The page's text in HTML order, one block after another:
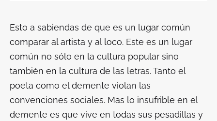
Esto a sabiendas de que es un lugar común
comparar al artista y al loco. Este es un lugar
común no sólo en la cultura popular sino
también en la cultura de las letras. Tanto el
poeta como el demente violan las
convenciones sociales. Mas lo insufrible en el
demente es que vive en todas sus pesadillas y